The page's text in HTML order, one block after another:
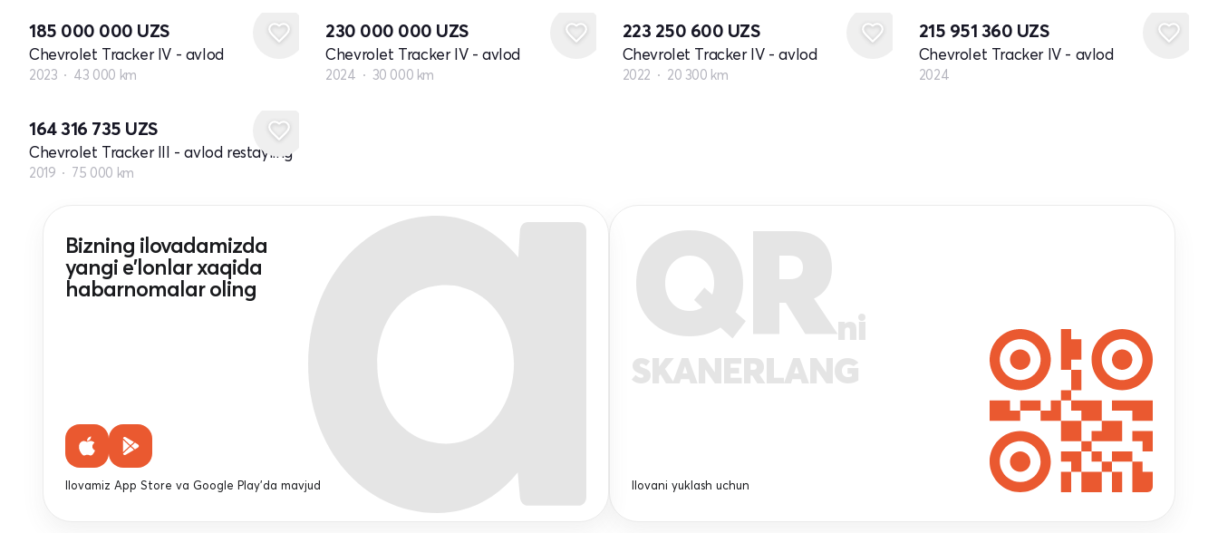
185 000 000 UZS
Chevrolet Tracker IV - avlod
2023 43 000 km
230 000 000 UZS
Chevrolet Tracker IV - avlod
2024 30 000 km
223 250 600 UZS
Chevrolet Tracker IV - avlod
2022 20 300 km
215 951 360 UZS
Chevrolet Tracker IV - avlod
2024
164 316 735 UZS
Chevrolet Tracker III - avlod restayling
2019 75 000 km
Bizning ilovadamizda
yangi e'lonlar xaqida
habarnomalar oling
Ilovamiz App Store va Google Play'da mavjud
QRni
SKANERLANG
Ilovani yuklash uchun